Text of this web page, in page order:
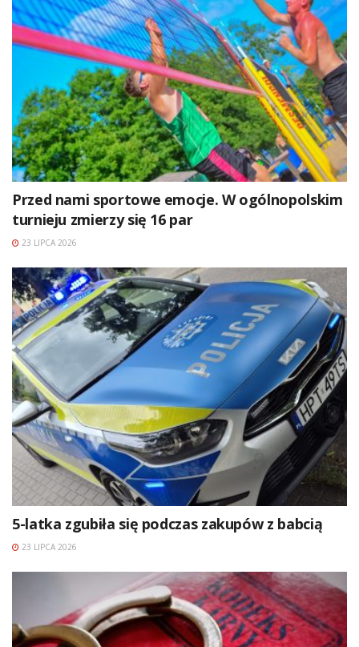
Przed nami sportowe emocje. W ogólnopolskim
turnieju zmierzy się 16 par
23 LIPCA 2026
5-latka zgubiła się podczas zakupów z babcią
23 LIPCA 2026